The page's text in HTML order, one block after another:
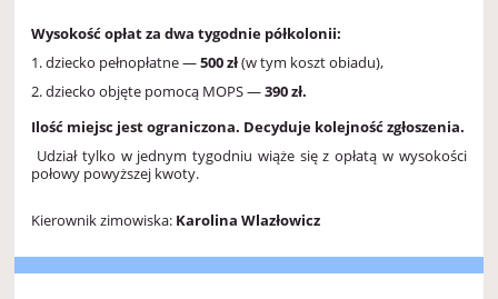
Wysokość opłat za dwa tygodnie półkolonii:
1.dziecko pełnopłatne —500 zł(w tym koszt obiadu),
2.dziecko objęte pomocą MOPS —390 zł.
Ilość miejsc jest ograniczona. Decyduje kolejność zgłoszenia.
Udział tylko w jednym tygodniu wiąże się z opłatą w wysokości
połowy powyższej kwoty.
Kierownik zimowiska: Karolina Wlazłowicz